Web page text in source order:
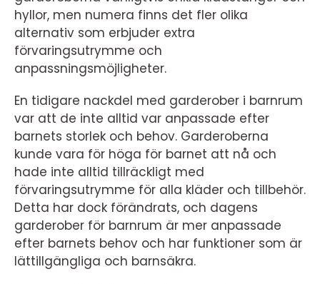
hyllor, men numera finns det fler olika
alternativ som erbjuder extra
förvaringsutrymme och
anpassningsmöjligheter.
En tidigare nackdel med garderober i barnrum
var att de inte alltid var anpassade efter
barnets storlek och behov. Garderoberna
kunde vara för höga för barnet att nå och
hade inte alltid tillräckligt med
förvaringsutrymme för alla kläder och tillbehör.
Detta har dock förändrats, och dagens
garderober för barnrum är mer anpassade
efter barnets behov och har funktioner som är
lättillgängliga och barnsäkra.